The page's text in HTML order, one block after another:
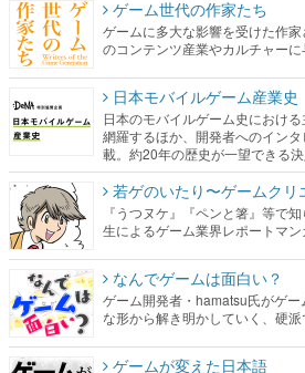
ゲーム世代の作家たち
ゲームに多大な影響を受けた作
のコンテンツ産業やカルチャーに
日本モバイルゲーム産業史
日本のモバイルゲーム史におけ
網羅するほか、開発者へのイン
載。約20年の歴史が一望できる決
若ゲのいたり〜ゲームクリ
『うつヌケ』『ペンと箸』等で
生によるゲーム業界レポートマン
なんでゲームは面白い？
ゲーム開発者・hamatsu氏がゲ
な形から解き明かしていく、硬派
ゲームが変えた日本語